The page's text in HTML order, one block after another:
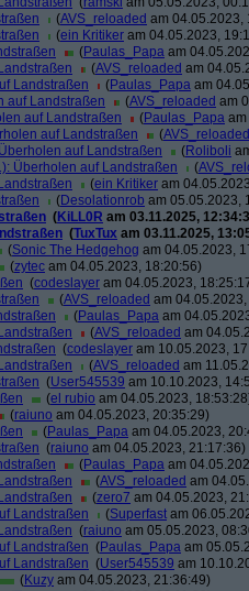
(AVS_reloaded am 04.05.2023,
(ein Kritiker am 04.05.2023,
(Paulas_Papa am
(AVS_reloaded am
Landstraßen
(Paulas_Papa am
auf Landstraßen
(AVS_reloaded am
auf Landstraßen
(Paulas_Papa
auf Landstraßen
(AVS_reloaded
auf Landstraßen
(Roliboli
Überholen auf Landstraßen
(
(ein Kritiker am
(Desolationrob am 05.05.2023,
(KiLL0R am 03.11.2025,
(TuxTux am 03.11.2025,
(Sonic The Hedgehog am 04.05.2023,
(zytec am 04.05.2023, 18:20:56)
(codeslayer am 04.05.2023,
(AVS_reloaded am
(Paulas_Papa am
(AVS_reloaded am
(codeslayer am 10.05.2023,
(AVS_reloaded am
(User545539 am 10.10.2023,
(el rubio am 04.05.2023,
(raiuno am 04.05.2023, 20:35:29)
(Paulas_Papa am 04.05.2023,
(raiuno am 04.05.2023, 21:17:36)
(Paulas_Papa am
(AVS_reloaded am
(zero7 am 04.05.2023,
Landstraßen
(Superfast am
(raiuno am 05.05.2023,
Landstraßen (Paulas_Papa am
Landstraßen (User545539 am
(Kuzy am 04.05.2023, 21:36:49)